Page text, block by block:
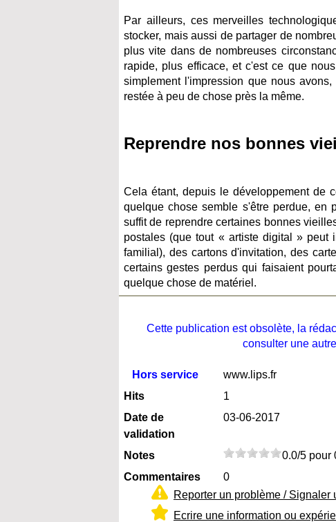
Par ailleurs, ces merveilles
stocker, mais aussi de partager de
plus vite dans de nombreuses
rapide, plus efficace, et c'est ce que
simplement l'impression que nous
restée à peu de chose près la même.
Reprendre nos bonnes
Cela étant, depuis le développement de
quelque chose semble s'être perdue, en
suffit de reprendre certaines bonnes
postales (que tout « artiste digital » peut
familial), des cartons d'invitation, des
certains gestes perdus qui faisaient
quelque chose de matériel.
Cette publication est obsolète, la
consulter une
Hors service
www.lips.fr
Hits
1
Date de
validation
03-06-2017
Notes
0.0/5 pour
Commentaires
0
Reporter un problème / Signaler
Ecrire une information ou